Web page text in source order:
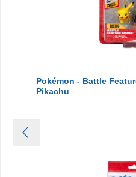
Pokémon - Battle
Pikachu